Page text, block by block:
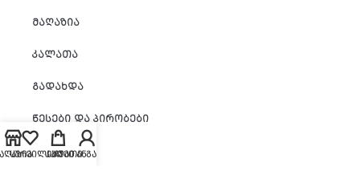
ᲛᲐᲦᲐᲖᲘᲐ
ᲙᲐᲚᲐᲗᲐ
ᲒᲐᲓᲐᲮᲓᲐ
ᲬᲔᲡᲔᲑᲘ ᲓᲐ ᲞᲘᲠᲝᲑᲔᲑᲘ
ᲡᲣᲠᲕᲘᲚᲔᲑᲘᲙᲐᲚᲐᲗᲘ
ᲩᲔᲛᲘ ᲐᲜᲒᲐᲠᲘᲨᲘ